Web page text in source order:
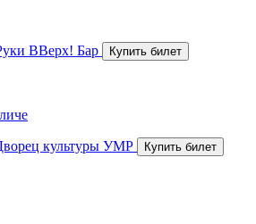
ВВерх! Бар
культуры УМР